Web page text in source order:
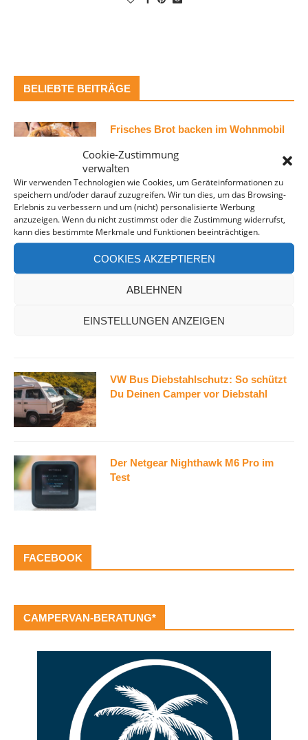
Cookie-Zustimmung
verwalten
Wir verwenden Technologien wie Cookies, um Geräteinformationen zu
speichern und/oder darauf zuzugreifen. Wir tun dies, um das Browsing-
Erlebnis zu verbessern und um (nicht) personalisierte Werbung
anzuzeigen. Wenn du nicht zustimmst oder die Zustimmung widerrufst,
kann dies bestimmte Merkmale und Funktionen beeinträchtigen.
COOKIES AKZEPTIEREN
ABLEHNEN
EINSTELLUNGEN ANZEIGEN
BELIEBTE BEITRÄGE
Frisches Brot backen im Wohnmobil
Roadtrip – Mit dem Wohnmobil nach
Spanien
Mit dem Wohnmobil nach Kreta
VW Bus Diebstahlschutz: So schützt
Du Deinen Camper vor Diebstahl
Der Netgear Nighthawk M6 Pro im
Test
FACEBOOK
CAMPERVAN-BERATUNG*